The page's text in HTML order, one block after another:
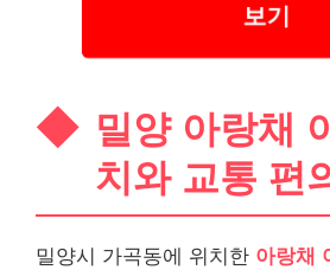
보기
밀양 아랑채
치와 교통 편
밀양시 가곡동에 위치한 아랑채